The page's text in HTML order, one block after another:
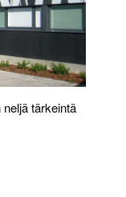
tärkeintä